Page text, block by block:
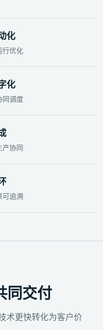
化
行优化
化
同调度
产协同
可追溯
同交付
术更快转化为客户价